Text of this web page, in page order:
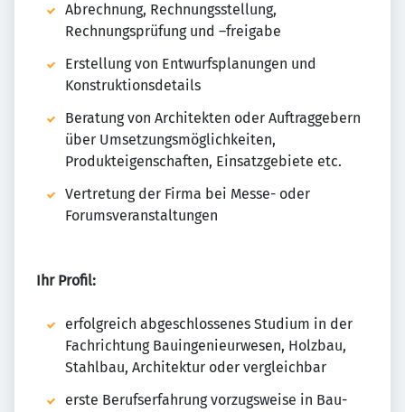
Abrechnung, Rechnungsstellung,
Rechnungsprüfung und –freigabe
Erstellung von Entwurfsplanungen und
Konstruktionsdetails
Beratung von Architekten oder Auftraggebern
über Umsetzungsmöglichkeiten,
Produkteigenschaften, Einsatzgebiete etc.
Vertretung der Firma bei Messe- oder
Forumsveranstaltungen
Ihr Profil:
erfolgreich abgeschlossenes Studium in der
Fachrichtung Bauingenieurwesen, Holzbau,
Stahlbau, Architektur oder vergleichbar
erste Berufserfahrung vorzugsweise in Bau-